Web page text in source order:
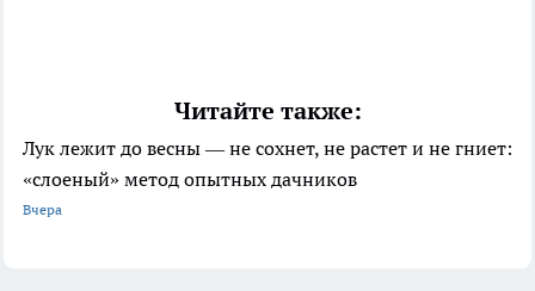
Читайте также:
Лук лежит до весны — не сохнет, не растет и не гниет:
«слоеный» метод опытных дачников
Вчера